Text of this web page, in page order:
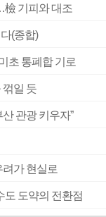
檢 기피와 대조
(종합)
초 통폐합 기로
꺾일 듯
관광 키우자”
려가 현실로
도 도약의 전환점